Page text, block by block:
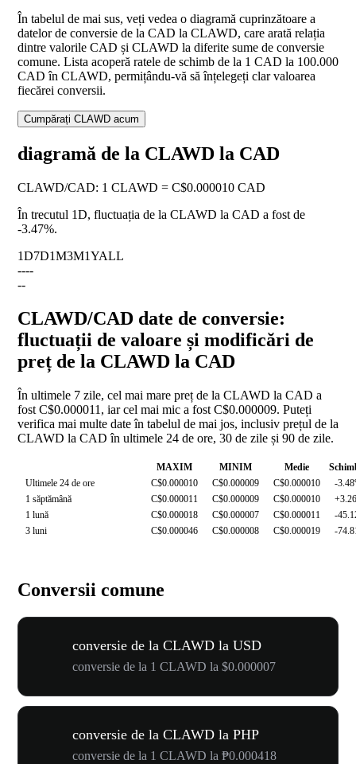
În tabelul de mai sus, veți vedea o diagramă cuprinzătoare a
datelor de conversie de la CAD la CLAWD, care arată relația
dintre valorile CAD și CLAWD la diferite sume de conversie
comune. Lista acoperă ratele de schimb de la 1 CAD la 100.000
CAD în CLAWD, permițându-vă să înțelegeți clar valoarea
fiecărei conversii.
Cumpărați CLAWD acum
diagramă de la CLAWD la CAD
CLAWD/CAD: 1 CLAWD = C$0.000010 CAD
În trecutul 1D, fluctuația de la CLAWD la CAD a fost de
-3.47%.
1D7D1M3M1YALL
----
--
CLAWD/CAD date de conversie:
fluctuații de valoare și modificări de
preț de la CLAWD la CAD
În ultimele 7 zile, cel mai mare preț de la CLAWD la CAD a
fost C$0.000011, iar cel mai mic a fost C$0.000009. Puteți
verifica mai multe date în tabelul de mai jos, inclusiv prețul de la
CLAWD la CAD în ultimele 24 de ore, 30 de zile și 90 de zile.
MAXIM MINIM Medie
Ultimele 24 de ore
C$0.000010 C$0.000009 C$0.000010
-
1 săptămână
C$0.000011 C$0.000009 C$0.000010
1 lună
C$0.000018 C$0.000007 C$0.000011
-
3 luni
C$0.000046 C$0.000008 C$0.000019 -
Conversii comune
conversie de la CLAWD la USD
conversie de la 1 CLAWD la $0.000007
conversie de la CLAWD la PHP
conversie de la 1 CLAWD la ₱0.000418